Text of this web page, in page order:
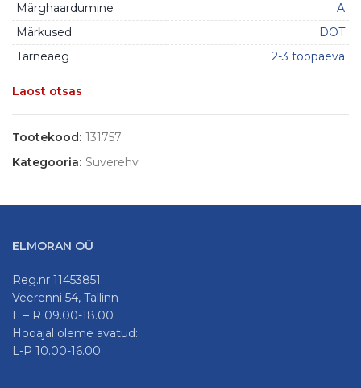
Märghaardumine
A
Märkused
DOT
Tarneaeg
2-3 tööpäeva
Laost otsas
Tootekood: 131757
Kategooria: Suverehv
ELMORAN OÜ
Reg.nr 11453851
Veerenni 54, Tallinn
E – R 09.00-18.00
Hooajal oleme avatud:
L-P 10.00-16.00